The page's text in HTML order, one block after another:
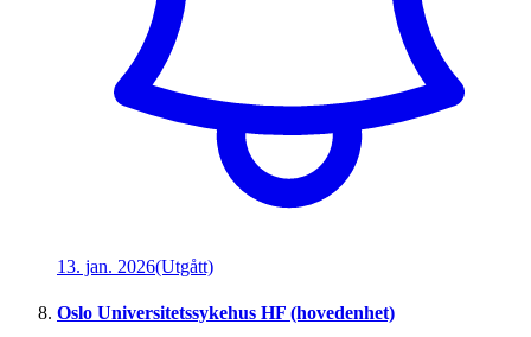
13. jan. 2026(Utgått)
Oslo Universitetssykehus HF (hovedenhet)